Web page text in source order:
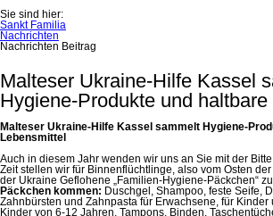
Sie sind hier:
Sankt Familia
Nachrichten
Nachrichten Beitrag
Malteser Ukraine-Hilfe Kassel
Hygiene-Produkte und
Malteser Ukraine-Hilfe Kassel sammelt Hygiene-
Lebensmittel
Auch in diesem Jahr wenden wir uns an Sie mit der
Zeit stellen wir für Binnenflüchtlinge, also vom Osten
der Ukraine Geflohene „Familien-Hygiene-Päckchen“
Päckchen kommen: Duschgel, Shampoo, feste Seife,
Zahnbürsten und Zahnpasta für Erwachsene, für Kinder
Kinder von 6-12 Jahren, Tampons, Binden,